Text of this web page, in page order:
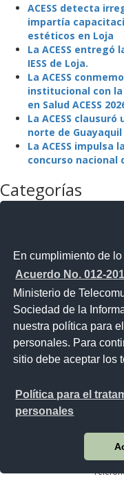
En cumplimiento de
Acuerdo No. 012-
Ministerio de
Sociedad de la
nuestra política para
personales. Para
sitio debe aceptar los
Política para el
personales
ACESS detecta
impartía
estéticos en Loja
La ACESS entregó
IESS de Loja.
La ACESS
institucional con la
en Salud ACESS
La ACESS
norte de
La ACESS
concurso nacional
Categorías
Noticias
Noticias
Programas y
Sin categoría
Portal
Sistema
Av. Lira Ňan
Plataforma
|